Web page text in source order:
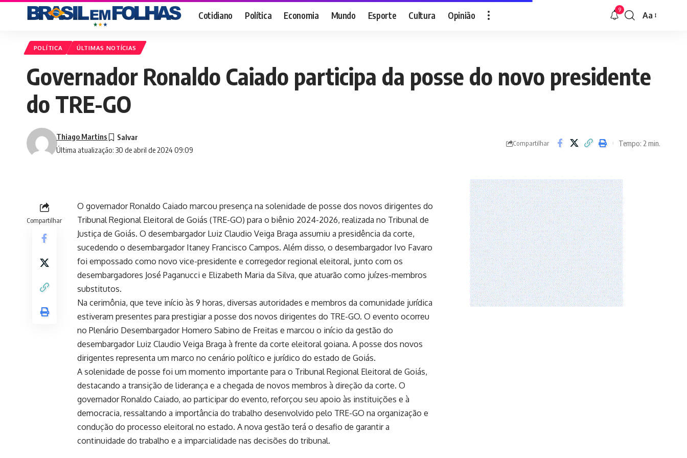
Cotidiano Política Economia Mundo Esporte Cultura Opinião 9
Font
Aa
POLÍTICA ÚLTIMAS NOTÍCIAS
Governador Ronaldo Caiado participa da posse do novo presidente
do TRE-GO
Última atualização: 30 de abril de 2024 09:09
Thiago Martins
Compartilhar Tempo: 2 min.
Compartilhar
O governador Ronaldo Caiado marcou presença na solenidade de posse dos novos dirigentes do
Tribunal Regional Eleitoral de Goiás (TRE-GO) para o biênio 2024-2026, realizada no Tribunal de
Justiça de Goiás. O desembargador Luiz Claudio Veiga Braga assumiu a presidência da corte,
sucedendo o desembargador Itaney Francisco Campos. Além disso, o desembargador Ivo Favaro
foi empossado como novo vice-presidente e corregedor regional eleitoral, junto com os
desembargadores José Paganucci e Elizabeth Maria da Silva, que atuarão como juízes-membros
substitutos.
Na cerimônia, que teve início às 9 horas, diversas autoridades e membros da comunidade jurídica
estiveram presentes para prestigiar a posse dos novos dirigentes do TRE-GO. O evento ocorreu
no Plenário Desembargador Homero Sabino de Freitas e marcou o início da gestão do
desembargador Luiz Claudio Veiga Braga à frente da corte eleitoral goiana. A posse dos novos
dirigentes representa um marco no cenário político e jurídico do estado de Goiás.
A solenidade de posse foi um momento importante para o Tribunal Regional Eleitoral de Goiás,
destacando a transição de liderança e a chegada de novos membros à direção da corte. O
governador Ronaldo Caiado, ao participar do evento, reforçou seu apoio às instituições e à
democracia, ressaltando a importância do trabalho desenvolvido pelo TRE-GO na organização e
condução do processo eleitoral no estado. A nova gestão terá o desafio de garantir a
continuidade do trabalho e a imparcialidade nas decisões do tribunal.